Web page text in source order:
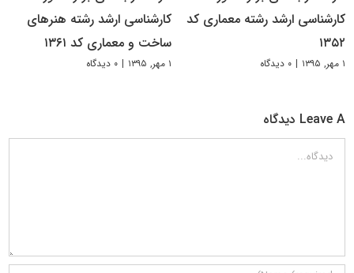
کارشناسی ارشد رشته معماری کد
۱۳۵۲
۱ مهر, ۱۳۹۵ | ۰ دیدگاه
کارشناسی ارشد رشته هنرهای
ساخت و معماری کد ۱۳۶۱
۱ مهر, ۱۳۹۵ | ۰ دیدگاه
Leave A دیدگاه
دیدگاه